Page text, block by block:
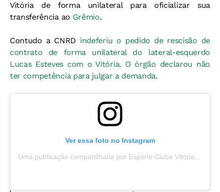
Vitória de forma unilateral para oficializar sua
transferência ao Grêmio.
Contudo a CNRD indeferiu o pedido de rescisão de
contrato de forma unilateral do lateral-esquerdo
Lucas Esteves com o Vitória. O órgão declarou não
ter competência para julgar a demanda.
Ver essa foto no Instagram